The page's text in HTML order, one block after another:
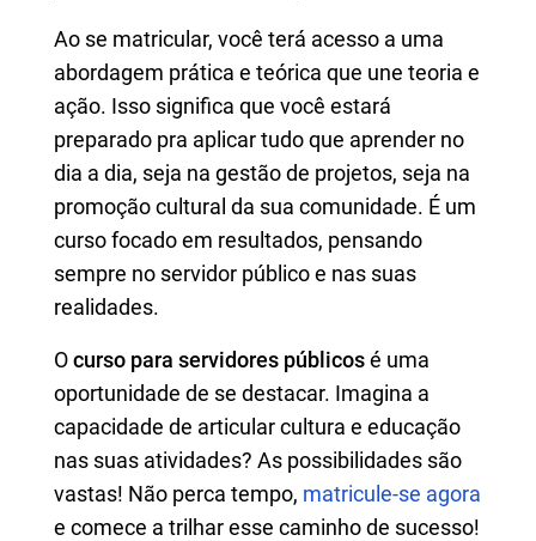
Ao se matricular, você terá acesso a uma
abordagem prática e teórica que une teoria e
ação. Isso significa que você estará
preparado pra aplicar tudo que aprender no
dia a dia, seja na gestão de projetos, seja na
promoção cultural da sua comunidade. É um
curso focado em resultados, pensando
sempre no servidor público e nas suas
realidades.
Ocurso para servidores públicosé uma
oportunidade de se destacar. Imagina a
capacidade de articular cultura e educação
nas suas atividades? As possibilidades são
vastas! Não perca tempo, matricule-se agora
e comece a trilhar esse caminho de sucesso!